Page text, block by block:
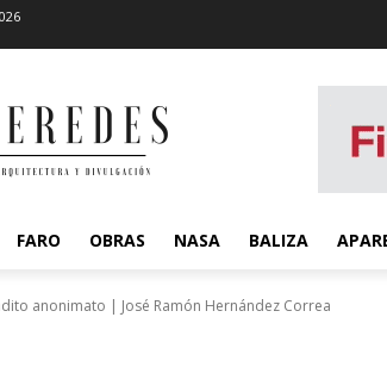
FARO OBRAS NASA BALIZA
anonimato | José Ramón Hernández Correa